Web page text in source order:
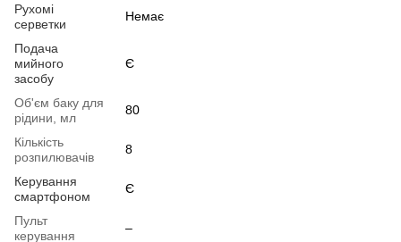
Рухомі
серветки
Немає
Подача
мийного
засобу
Є
Об'єм баку для
рідини, мл
80
Кількість
розпилювачів
8
Керування
смартфоном
Є
Пульт
керування
–